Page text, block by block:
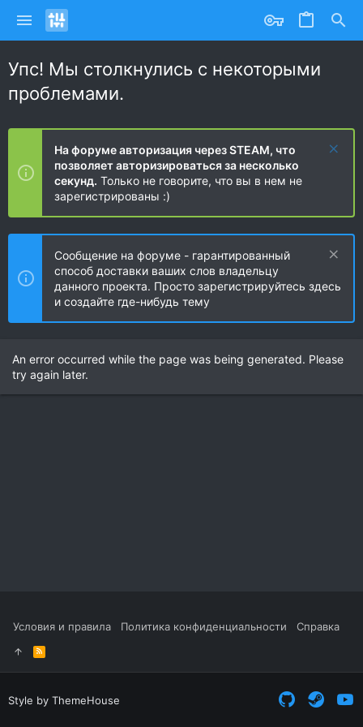
Упс! Мы столкнулись с некоторыми
проблемами.
На форуме авторизация через STEAM, что
позволяет авторизироваться за несколько
секунд. Только не говорите, что вы в нем не
зарегистрированы :)
Сообщение на форуме - гарантированный
способ доставки ваших слов владельцу
данного проекта. Просто зарегистрируйтесь здесь
и создайте где-нибудь тему
An error occurred while the page was being generated. Please
try again later.
Условия и правила Политика конфиденциальности Справка
R
S
S
Style by ThemeHouse